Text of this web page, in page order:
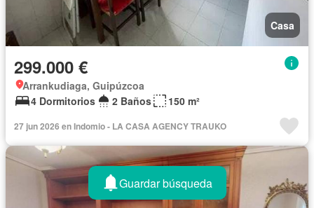
Casa
299.000 €
Arrankudiaga, Guipúzcoa
4 Dormitorios
2 Baños 150 m²
27 jun 2026 en Indomio - LA CASA AGENCY TRAUKO
Guardar búsqueda